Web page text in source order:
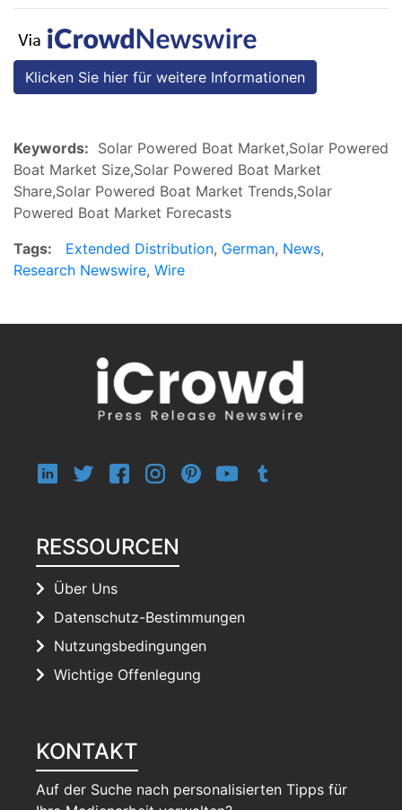
Klicken Sie hier für weitere Informationen
Keywords: Solar Powered Boat Market,Solar Powered
Boat Market Size,Solar Powered Boat Market
Share,Solar Powered Boat Market Trends,Solar
Powered Boat Market Forecasts
Tags:
Extended Distribution, German, News,
Research Newswire, Wire
RESSOURCEN
Über Uns
Datenschutz-Bestimmungen
Nutzungsbedingungen
Wichtige Offenlegung
KONTAKT
Auf der Suche nach personalisierten Tipps für